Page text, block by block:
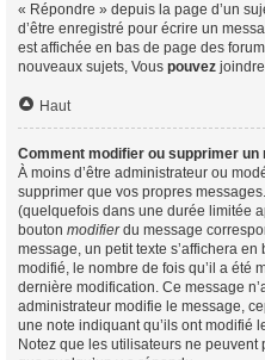
« Répondre » depuis la page d’un
d’être enregistré pour écrire un
est affichée en bas de page des
nouveaux sujets, Vous pouvez
Haut
Comment modifier ou supprimer un
À moins d’être administrateur ou
supprimer que vos propres
(quelquefois dans une durée limitée
bouton modifierdu message
message, un petit texte s’affichera
modifié, le nombre de fois qu’il a été
dernière modification. Ce message
administrateur modifie le message,
une note indiquant qu’ils ont modifié
Notez que les utilisateurs ne